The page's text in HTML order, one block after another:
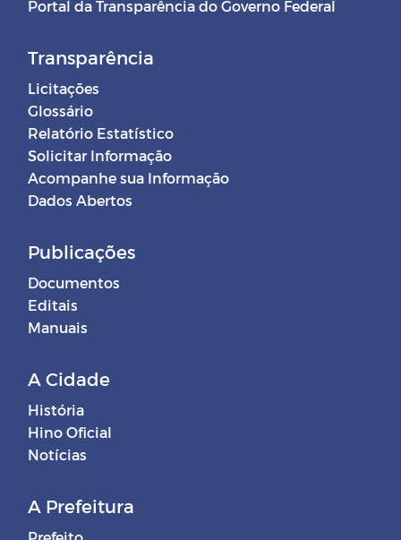
Portal da Transparência do Governo Federal
Transparência
Licitações
Glossário
Relatório Estatístico
Solicitar Informação
Acompanhe sua Informação
Dados Abertos
Publicações
Documentos
Editais
Manuais
A Cidade
História
Hino Oficial
Notícias
A Prefeitura
Prefeito